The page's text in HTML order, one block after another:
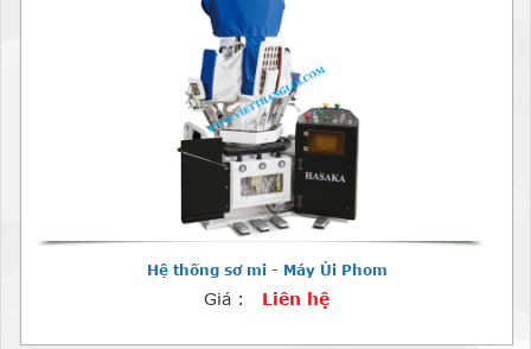
Hệ thống sơ mi - Máy Ủi Phom
Giá : Liên hệ